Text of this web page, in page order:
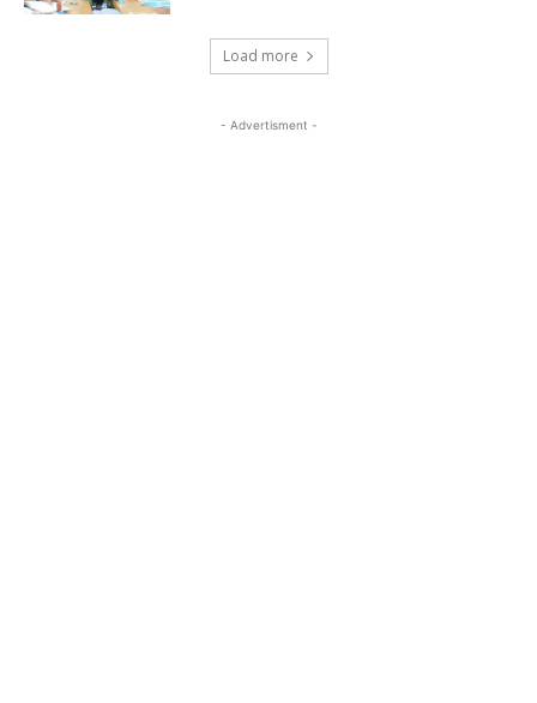
Load more
- Advertisment -